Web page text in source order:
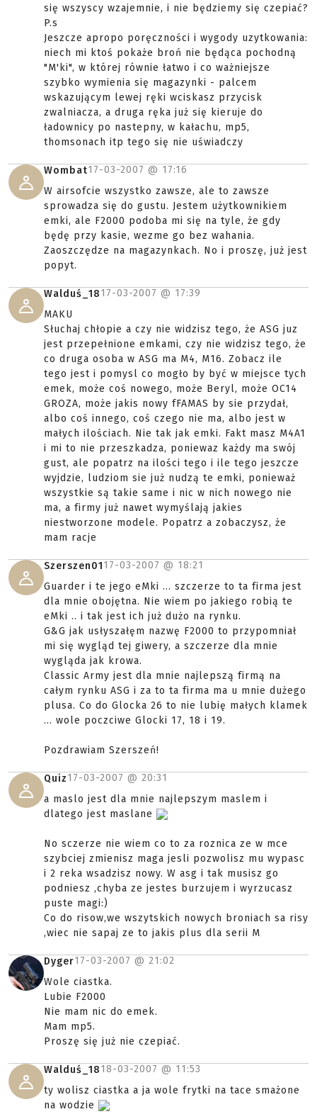
się wszyscy wzajemnie, i nie będziemy się czepiać?
P.s
Jeszcze apropo poręczności i wygody uzytkowania:
niech mi ktoś pokaże broń nie będąca pochodną
"M'ki", w której równie łatwo i co ważniejsze
szybko wymienia się magazynki - palcem
wskazującym lewej ręki wciskasz przycisk
zwalniacza, a druga ręka już się kieruje do
ładownicy po nastepny, w kałachu, mp5,
thomsonach itp tego się nie uświadczy
Wombat17-03-2007 @ 17:16
W airsofcie wszystko zawsze, ale to zawsze
sprowadza się do gustu. Jestem użytkownikiem
emki, ale F2000 podoba mi się na tyle, że gdy
będę przy kasie, wezme go bez wahania.
Zaoszczędze na magazynkach. No i proszę, już jest
popyt.
Walduś_1817-03-2007 @ 17:39
MAKU
Słuchaj chłopie a czy nie widzisz tego, że ASG juz
jest przepełnione emkami, czy nie widzisz tego, że
co druga osoba w ASG ma M4, M16. Zobacz ile
tego jest i pomysl co mogło by być w miejsce tych
emek, może coś nowego, może Beryl, może OC14
GROZA, może jakis nowy fFAMAS by sie przydał,
albo coś innego, coś czego nie ma, albo jest w
małych ilościach. Nie tak jak emki. Fakt masz M4A1
i mi to nie przeszkadza, poniewaz każdy ma swój
gust, ale popatrz na ilości tego i ile tego jeszcze
wyjdzie, ludziom sie już nudzą te emki, ponieważ
wszystkie są takie same i nic w nich nowego nie
ma, a firmy już nawet wymyślają jakies
niestworzone modele. Popatrz a zobaczysz, że
mam racje
Szerszen0117-03-2007 @ 18:21
Guarder i te jego eMki ... szczerze to ta firma jest
dla mnie obojętna. Nie wiem po jakiego robią te
eMki .. i tak jest ich już dużo na rynku.
G&G jak usłyszałęm nazwę F2000 to przypomniał
mi się wygląd tej giwery, a szczerze dla mnie
wygląda jak krowa.
Classic Army jest dla mnie najlepszą firmą na
całym rynku ASG i za to ta firma ma u mnie dużego
plusa. Co do Glocka 26 to nie lubię małych klamek
... wole poczciwe Glocki 17, 18 i 19.
Pozdrawiam Szerszeń!
Quiz17-03-2007 @ 20:31
a maslo jest dla mnie najlepszym maslem i
dlatego jest maslane
No sczerze nie wiem co to za roznica ze w mce
szybciej zmienisz maga jesli pozwolisz mu wypasc
i 2 reka wsadzisz nowy. W asg i tak musisz go
podniesz ,chyba ze jestes burzujem i wyrzucasz
puste magi:)
Co do risow,we wszytskich nowych broniach sa risy
,wiec nie sapaj ze to jakis plus dla serii M
Dyger17-03-2007 @ 21:02
Wole ciastka.
Lubie F2000
Nie mam nic do emek.
Mam mp5.
Proszę się już nie czepiać.
Walduś_1818-03-2007 @ 11:53
ty wolisz ciastka a ja wole frytki na tace smażone
na wodzie